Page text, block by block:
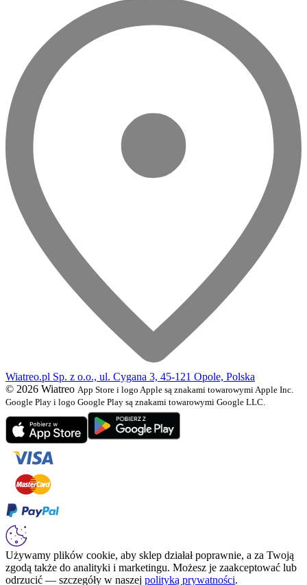
Wiatreo.pl Sp. z o.o., ul. Cygana 3, 45-121 Opole, Polska
© 2026 Wiatreo App Store i logo Apple są znakami towarowymi Apple Inc.
Google Play i logo Google Play są znakami towarowymi Google LLC.
Używamy plików cookie, aby sklep działał poprawnie, a za Twoją
zgodą także do analityki i marketingu. Możesz je zaakceptować lub
odrzucić — szczegóły w naszej polityką prywatności.